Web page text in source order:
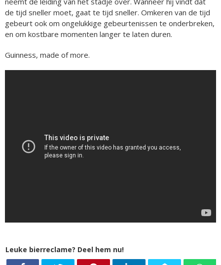
de tijd sneller moet, gaat te tijd sneller. Omkeren van de tijd
gebeurt ook om ongelukkige gebeurtenissen te onderbreken,
en om kostbare momenten langer te laten duren.
Guinness, made of more.
Leuke bierreclame? Deel hem nu!